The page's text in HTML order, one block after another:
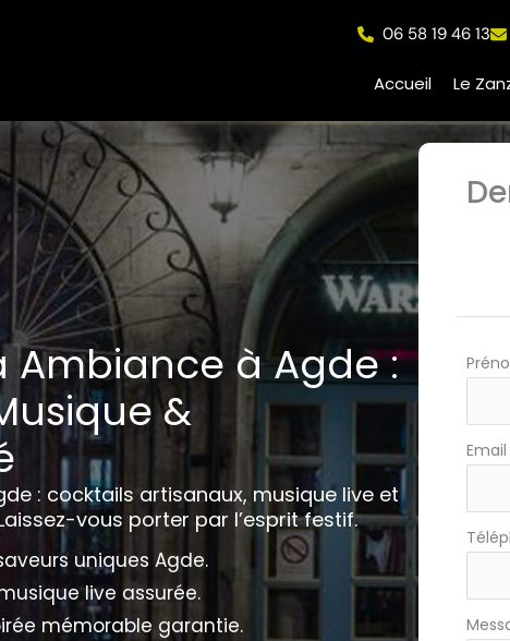
Accueil Le
06 58 19 46 13
Ambiance à Agde :
&
: cocktails artisanaux, musique live et
vous porter par l’esprit festif.
uniques Agde.
live assurée.
mémorable garantie.
Email